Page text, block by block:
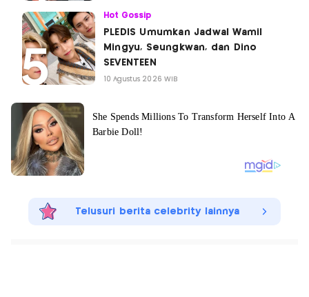
Hot Gossip
PLEDIS Umumkan Jadwal Wamil
Mingyu, Seungkwan, dan Dino
SEVENTEEN
10 Agustus 2026 WIB
Telusuri berita celebrity lainnya